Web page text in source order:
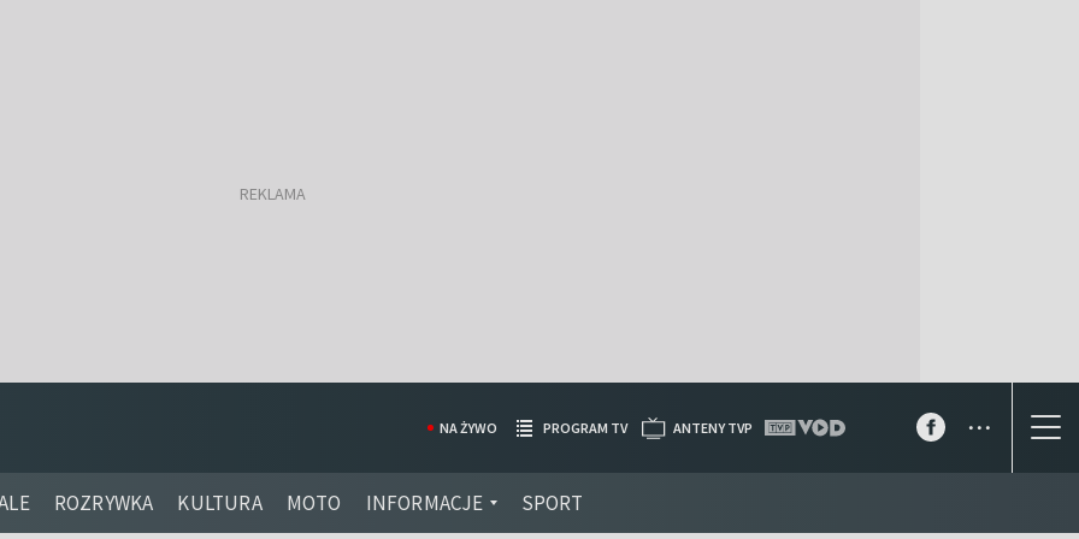
ROZRYWKA KULTURA MOTO INFORMACJE SPORT
NA ŻYWO PROGRAM TV ANTENY TVP ...